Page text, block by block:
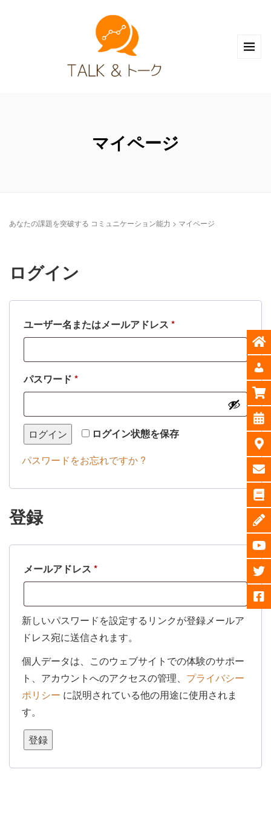
マイページ
あなたの課題を突破する コミュニケーション能力 > マイページ
ログイン
ユーザー名またはメールアドレス *必
パスワード *必
ログイン状態を保存
ログイン
パスワードをお忘れですか ?
登録
メールアドレス *必
須
新しいパスワードを設定するリンクが登録メールア
ドレス宛に送信されます。
個人データは、このウェブサイトでの体験のサポー
ト、アカウントへのアクセスの管理、 プライバシー
ポリシー に説明されている他の用途に使用されま
す。
登録